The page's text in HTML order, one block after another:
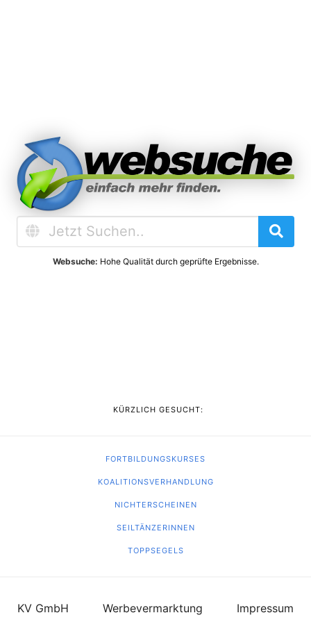
Websuche: Hohe Qualität durch geprüfte Ergebnisse.
KÜRZLICH GESUCHT:
FORTBILDUNGSKURSES
KOALITIONSVERHANDLUNG
NICHTERSCHEINEN
SEILTÄNZERINNEN
TOPPSEGELS
KV GmbH Werbevermarktung Impressum